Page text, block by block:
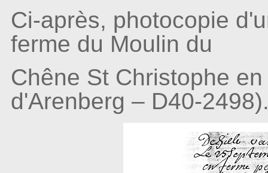
Ci-après, photocopie
ferme du Moulin du
Chêne St Christophe
d'Arenberg – D40-